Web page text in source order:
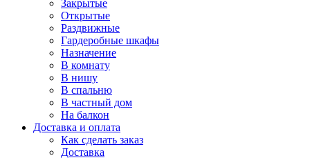
Закрытые
Открытые
Раздвижные
Гардеробные шкафы
Назначение
В комнату
В нишу
В спальню
В частный дом
На балкон
Доставка и оплата
Как сделать заказ
Доставка